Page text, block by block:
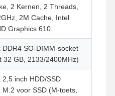
2 Kernen, 2 Threads,
2M Cache, Intel
Graphics 610
DDR4 SO-DIMM-socket
32 GB, 2133/2400MHz)
2,5 inch HDD/SSD
M.2 voor SSD (M-toets,